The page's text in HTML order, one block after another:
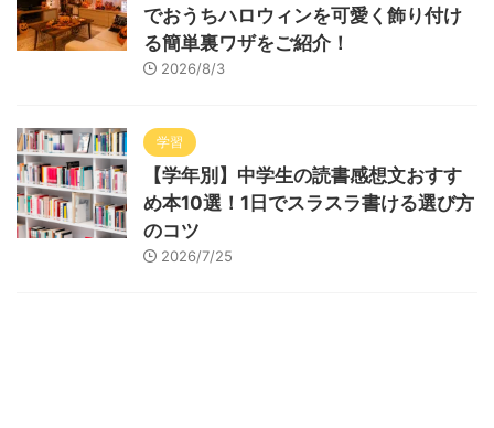
でおうちハロウィンを可愛く飾り付け
る簡単裏ワザをご紹介！
2026/8/3
学習
【学年別】中学生の読書感想文おすす
め本10選！1日でスラスラ書ける選び方
のコツ
2026/7/25